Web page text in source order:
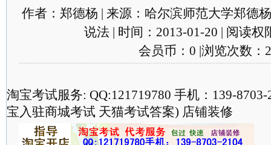
作者：郑德杨 | 来源：哈尔滨师范大学郑德
说法 | 时间：2013-01-20 | 阅读权
会员币：0 |浏览次数：
淘宝考试服务: QQ:121719780 手机：139-
宝入驻商城考试 天猫考试答案) 店铺装修